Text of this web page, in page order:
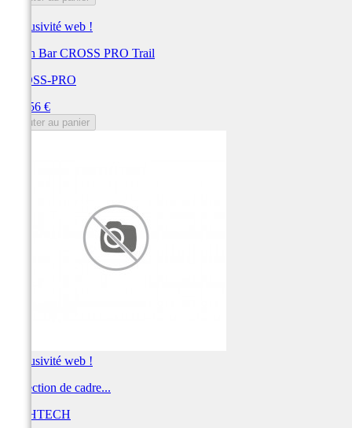
Exclusivité web !
Crash Bar CROSS PRO Trail
CROSS-PRO
275,56 €
Ajouter au panier
Exclusivité web !
Protection de cadre...
LIGHTECH